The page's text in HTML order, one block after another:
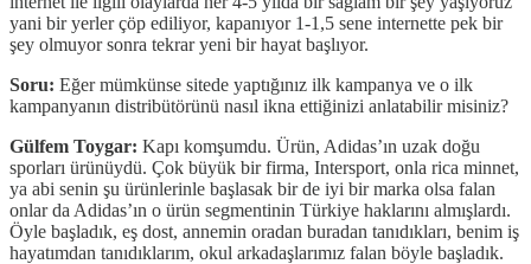
yani bir yerler çöp ediliyor, kapanıyor 1-1,5 sene internette pek bir
şey olmuyor sonra tekrar yeni bir hayat başlıyor.
Soru: Eğer mümkünse sitede yaptığınız ilk kampanya ve o ilk
kampanyanın distribütörünü nasıl ikna ettiğinizi anlatabilir misiniz?
Gülfem Toygar: Kapı komşumdu. Ürün, Adidas’ın uzak doğu
sporları ürünüydü. Çok büyük bir firma, Intersport, onla rica minnet,
ya abi senin şu ürünlerinle başlasak bir de iyi bir marka olsa falan
onlar da Adidas’ın o ürün segmentinin Türkiye haklarını almışlardı.
Öyle başladık, eş dost, annemin oradan buradan tanıdıkları, benim iş
hayatımdan tanıdıklarım, okul arkadaşlarımız falan böyle başladık.